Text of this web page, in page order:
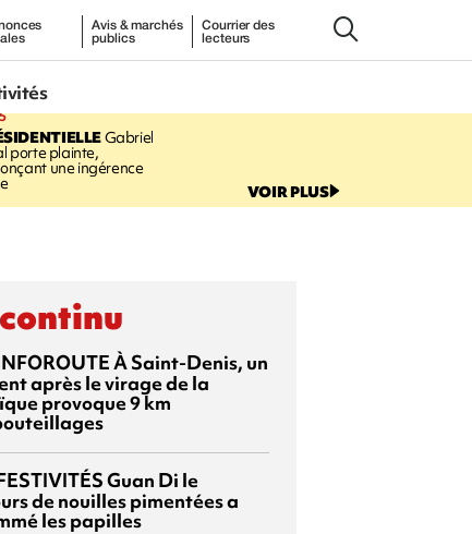
Avis & marchés
publics
Courrier des
lecteurs
Gabriel
porte plainte,
une ingérence
VOIR PLUS
À Saint-Denis, un
après le virage de la
provoque 9 km
Guan Di le
de nouilles pimentées a
les papilles